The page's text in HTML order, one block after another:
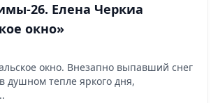
26. Елена Черкиа
окно»
окно. Внезапно выпавший снег
душном тепле яркого дня,